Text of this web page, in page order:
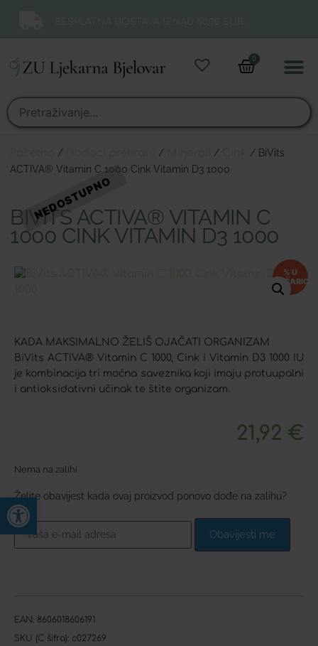
Open toolbar
0
/ / /
/ BiVits
ACTIVA® Vitamin C 1000 Cink Vitamin D3 1000
BIVITS ACTIVA® VITAMIN C
1000 CINK VITAMIN D3 1000
% U
KOŠARICI
KADA MAKSIMALNO ŽELIŠ OJAČATI ORGANIZAM
BiVits ACTIVA® Vitamin C 1000, Cink i Vitamin D3 1000 IU
je kombinacija tri moćna saveznika koji imaju protuupalni
i antioksidativni učinak te štite organizam.
21,92 €
Nema na zalihi
Želite obavijest kada ovaj proizvod ponovo dođe na zalihu?
Obavijesti me
EAN: 8606018606191
SKU (C šifra): c027269